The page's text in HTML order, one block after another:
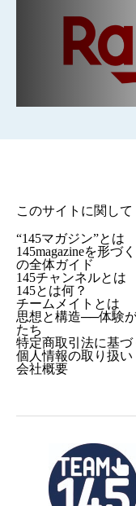
このサイトに関して
“145マガジン”とは
145magazineを形づ
の全体ガイド
145チャンネルとは
145とは何？
チームメイトとは
思想と構造──体験
たち
特定商取引法に基づ
個人情報の取り扱い
会社概要